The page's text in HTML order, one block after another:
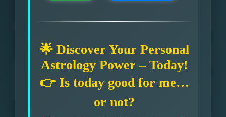
🌟 Discover Your Personal
Astrology Power – Today!
👉 Is today good for me…
or not?